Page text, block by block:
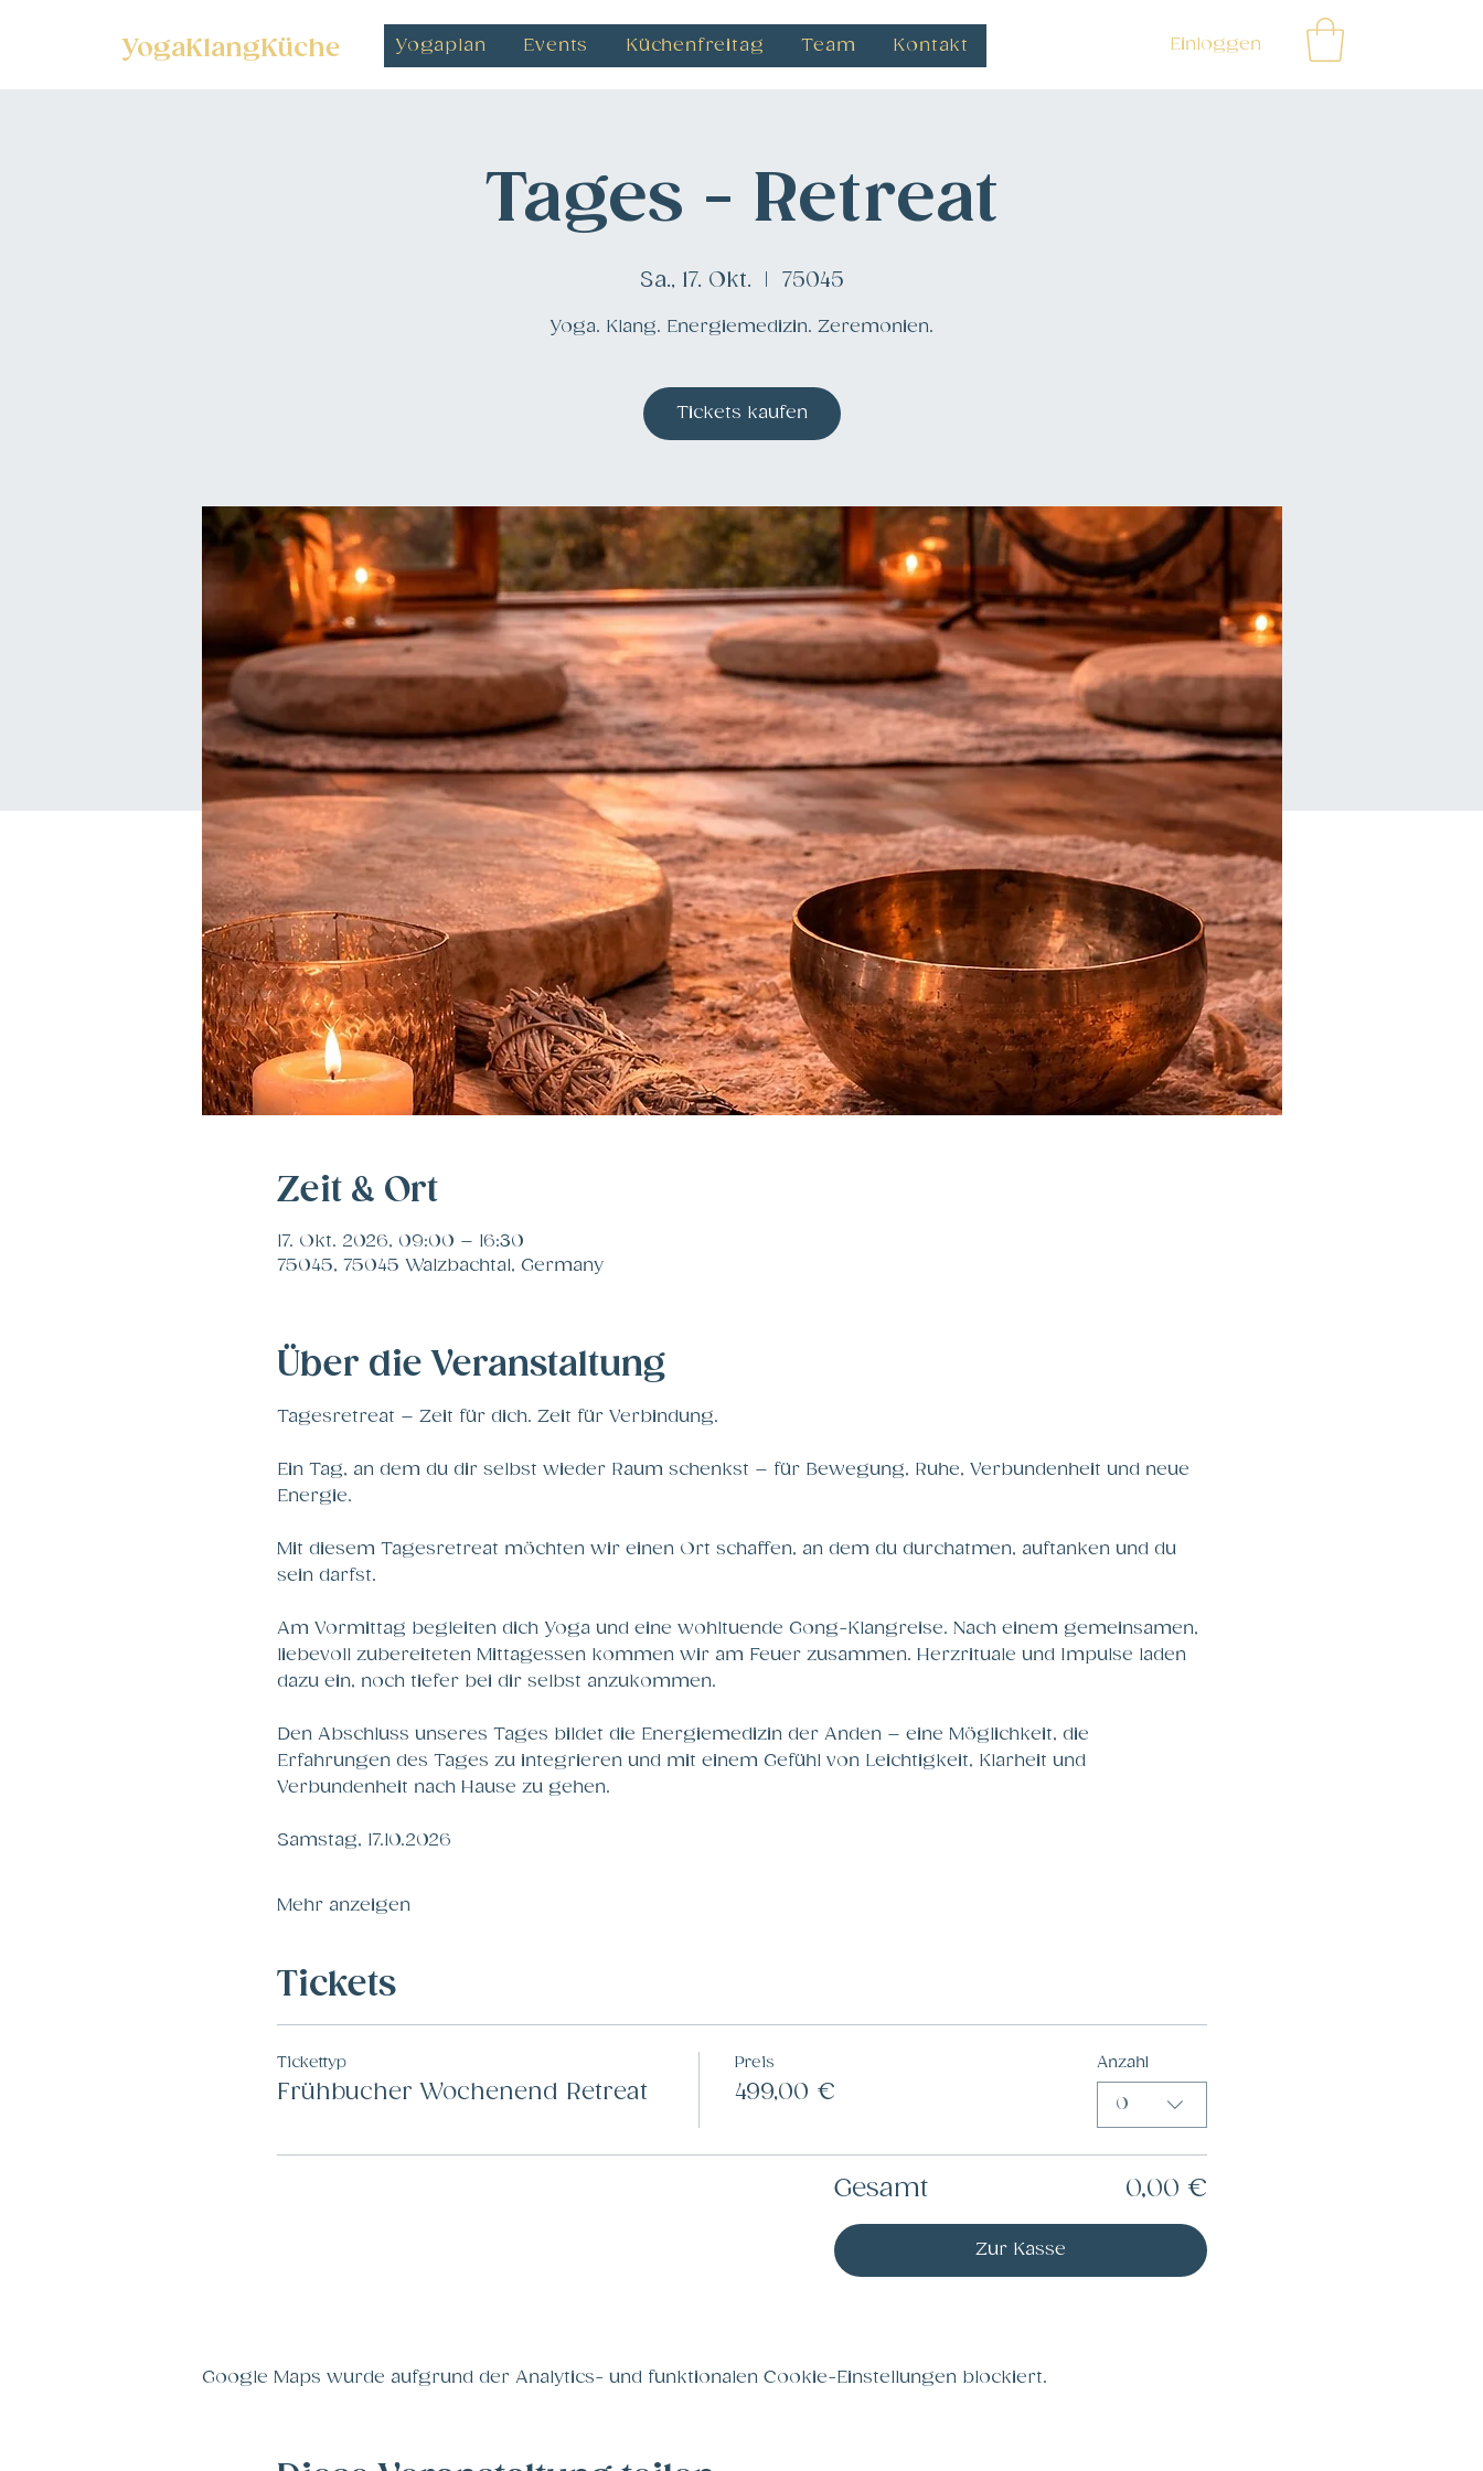
YogaKlangKüche Yogaplan Events Küchenfreitag Team Kontakt Einloggen
Tages - Retreat
Sa., 17. Okt.
  |
75045
Yoga. Klang. Energiemedizin. Zeremonien.
Tickets kaufen
Zeit & Ort
17. Okt. 2026, 09:00 – 16:30
75045, 75045 Walzbachtal, Germany
Über die Veranstaltung
Tagesretreat – Zeit für dich. Zeit für Verbindung.
Ein Tag, an dem du dir selbst wieder Raum schenkst – für Bewegung, Ruhe, Verbundenheit und neue
Energie.
Mit diesem Tagesretreat möchten wir einen Ort schaffen, an dem du durchatmen, auftanken und du
sein darfst.
Am Vormittag begleiten dich Yoga und eine wohltuende Gong-Klangreise. Nach einem gemeinsamen,
liebevoll zubereiteten Mittagessen kommen wir am Feuer zusammen. Herzrituale und Impulse laden
dazu ein, noch tiefer bei dir selbst anzukommen.
Den Abschluss unseres Tages bildet die Energiemedizin der Anden – eine Möglichkeit, die
Erfahrungen des Tages zu integrieren und mit einem Gefühl von Leichtigkeit, Klarheit und
Verbundenheit nach Hause zu gehen.
Samstag, 17.10.2026
Mehr anzeigen
Tickets
Tickettyp
Frühbucher Wochenend Retreat
Preis
499,00 €
Anzahl
0
Gesamt 0,00 €
Zur Kasse
Google Maps wurde aufgrund der Analytics- und funktionalen Cookie-Einstellungen blockiert.